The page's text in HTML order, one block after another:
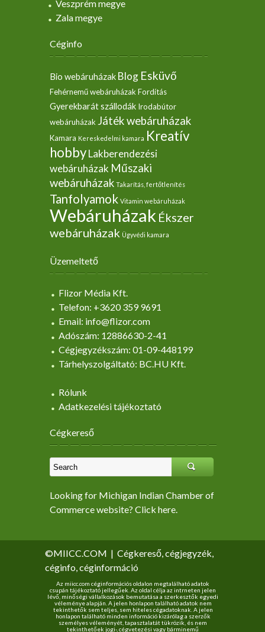
Veszprém megye
Zala megye
Céginfo
Bio webáruházak Blog Esküvő
Fehérnemű webáruházak Fordítás
Gyerekbarát szállodák Irodabútor
webáruházak Játék webáruházak
Kamara Kereskedelmi kamara Kreatív
hobbyLakberendezési
webáruházak Műszaki
webáruházak Takarítás, fertőtlenítés
Tanfolyamok Vitamin webáruházak
Webáruházak Ékszer
webáruházak Ügyvédi kamara
Üzemeltető
Flizor Média Kft.
Telefon: +3620 359 9691
Email: info@flizor.com
Adószám: 12886630-2-41
Cégjegyzékszám: 01-09-448199
Tárhelyszolgáltató: BC.HU Kft.
Rólunk
Adatkezelési tájékoztató
Cégkereső
Looking for Michigan Indian Chamber of
Commerce website? Click here.
©MIICC.COM | Cégkereső, cégjegyzék,
céginfo, céginformáció
Az miicc.com céginformációs oldalon megtalálható adatok
csupán tájékoztató jellegűek. Az oldal célja az intrneten jelen
lévő, minőségi vállalkozások bemutatása a szerkesztők egyedi
véleménye alapján. A jelen honlapon található adatok nem
tekinthetők sem teljes, sem hiteles cégadatoknak. A jelen
honlapon található minden információ kizárólag a szerzők
személyes véleményét, tapasztalatát tükrözik, és nem
tekinthetőek jogi-, cégvetezési vagy bárminemű